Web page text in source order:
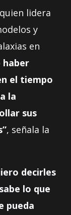
lidera
y
en
haber
el tiempo
la
sus
, señala la
decirles
lo que
pueda